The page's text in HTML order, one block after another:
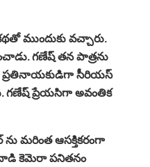
ముందుకు వచ్చారు.
గణేష్ తన పాత్రను
ప్రతినాయకుడిగా సీరియస్
గణేష్ ప్రేయసిగా అవంతిక
మరింత ఆసక్తికరంగా
కెమెరా పనితనం